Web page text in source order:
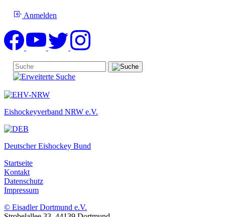
Anmelden
Eishockeyverband NRW e.V.
Deutscher Eishockey Bund
Startseite
Kontakt
Datenschutz
Impressum
© Eisadler Dortmund e.V.